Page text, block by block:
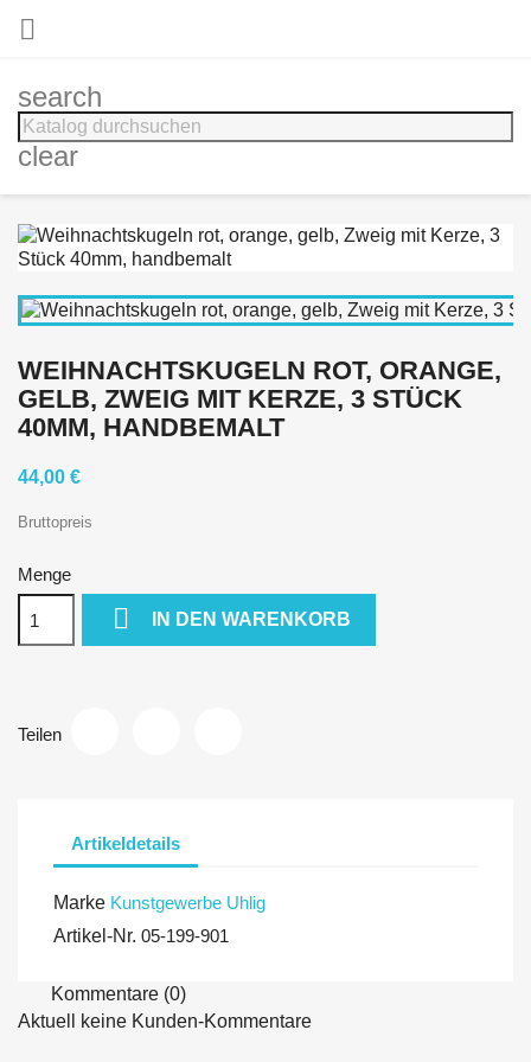

search
clear
WEIHNACHTSKUGELN ROT, ORANGE,
GELB, ZWEIG MIT KERZE, 3 STÜCK
40MM, HANDBEMALT
44,00 €
Bruttopreis
Menge
 IN DEN WARENKORB
Teilen
Artikeldetails
Marke Kunstgewerbe Uhlig
Artikel-Nr. 05-199-901
Kommentare (0)
Aktuell keine Kunden-Kommentare